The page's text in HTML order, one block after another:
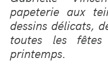
papeterie aux
dessins délicats,
toutes les
printemps.